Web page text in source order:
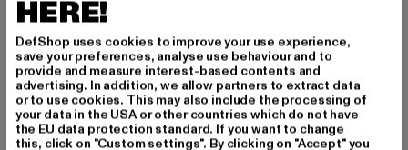
-47%
HERE!
DefShop uses cookies to improve your use experience,
save your preferences, analyse use behaviour and to
provide and measure interest-based contents and
advertising. In addition, we allow partners to extract data
or to use cookies. This may also include the processing of
your data in the USA or other countries which do not have
the EU data protection standard. If you want to change
this, click on "Custom settings". By clicking on "Accept" you